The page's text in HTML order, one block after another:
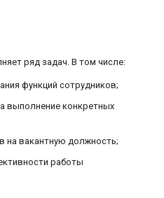
ряд задач. В том числе:
функций сотрудников;
выполнение конкретных
на вакантную должность;
работы